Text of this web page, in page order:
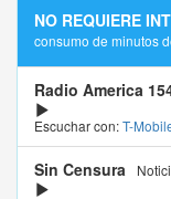
NO REQUIERE
consumo de minutos
Radio America
Escuchar con:T-
Sin Censura